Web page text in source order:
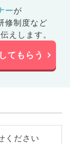
ーが
修制度など
えします。
てもらう
ください